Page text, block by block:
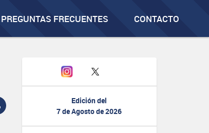
PREGUNTAS FRECUENTES CONTACTO
Edición del
7 de Agosto de 2026